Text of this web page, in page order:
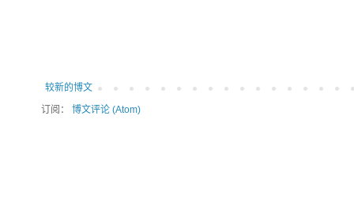
较新的博文
订阅： 博文评论 (Atom)